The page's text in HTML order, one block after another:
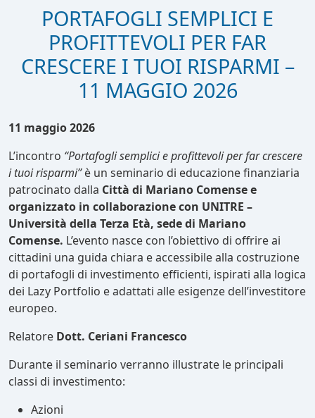
PORTAFOGLI SEMPLICI E
PROFITTEVOLI PER FAR
CRESCERE I TUOI RISPARMI –
11 MAGGIO 2026
11 maggio 2026
L’incontro “Portafogli semplici e profittevoli per far crescere
i tuoi risparmi”è un seminario di educazione finanziaria
patrocinato dalla Città di Mariano Comense e
organizzato in collaborazione con UNITRE –
Università della Terza Età, sede di Mariano
Comense. L’evento nasce con l’obiettivo di offrire ai
cittadini una guida chiara e accessibile alla costruzione
di portafogli di investimento efficienti, ispirati alla logica
dei Lazy Portfolio e adattati alle esigenze dell’investitore
europeo.
Relatore Dott. Ceriani Francesco
Durante il seminario verranno illustrate le principali
classi di investimento:
Azioni